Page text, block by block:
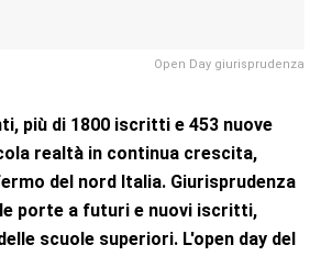
Open Day giurisprudenza
più di 1800 iscritti e 453 nuove
realtà in continua crescita,
del nord Italia. Giurisprudenza
porte a futuri e nuovi iscritti,
scuole superiori. L'open day del